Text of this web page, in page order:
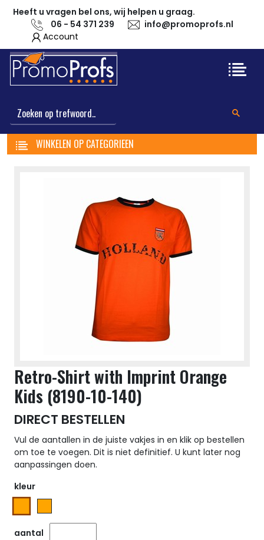
Heeft u vragen bel ons, wij helpen u graag.
06 - 54 371 239
info@promoprofs.nl
Account
WINKELEN OP CATEGORIEEN
Retro-Shirt with Imprint Orange
Kids (8190-10-140)
DIRECT BESTELLEN
Vul de aantallen in de juiste vakjes in en klik op bestellen
om toe te voegen. Dit is niet definitief. U kunt later nog
aanpassingen doen.
kleur
aantal